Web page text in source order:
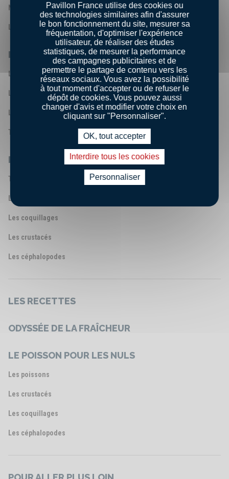
Nos engagements
Les chiffres clés
LA FILIÈRE PÊCHE FRANÇAISE
Les métiers de la mer
Les ports et Halles à marée français
Les zones de pêche
Techniques de pêche
ENCYCLOPOISSON
Toutes les espèces
Les poissons
Les coquillages
Les crustacés
Les céphalopodes
LES RECETTES
ODYSSÉE DE LA FRAÎCHEUR
LE POISSON POUR LES NULS
Les poissons
Les crustacés
Les coquillages
Les céphalopodes
Pavillon France utilise des cookies ou
des technologies similaires afin d'assurer
le bon fonctionnement du site, mesurer sa
fréquentation, d'optimiser l'expérience
utilisateur, de réaliser des études
statistiques, de mesurer la performance
des campagnes publicitaires et de
permettre le partage de contenu vers les
réseaux sociaux. Vous avez la possibilité
à tout moment d'accepter ou de refuser le
dépôt de cookies. Vous pouvez aussi
changer d'avis et modifier votre choix en
cliquant sur "Personnaliser".
OK, tout accepter
Interdire tous les cookies
Personnaliser